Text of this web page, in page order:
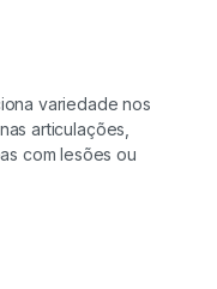
variedade nos
articulações,
com lesões ou